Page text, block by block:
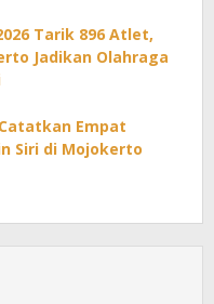
Tarik 896 Atlet,
Jadikan Olahraga
Empat
Siri di Mojokerto